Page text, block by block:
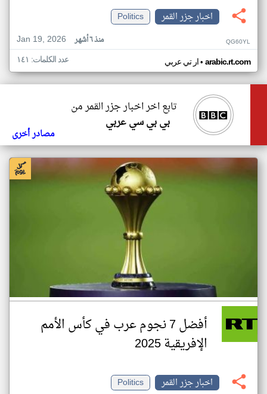
اخبار جزر القمر
Politics
Jan 19, 2026
منذ ٦ أشهر QG60YL
ار تي عربي• arabic.rt.com عدد الكلمات: ١٤١
تابع اخر اخبار جزر القمر من
بي بي سي عربي
مصادر أخرى
أفضل 7 نجوم عرب في كأس الأمم
الإفريقية 2025
اخبار جزر القمر
Politics